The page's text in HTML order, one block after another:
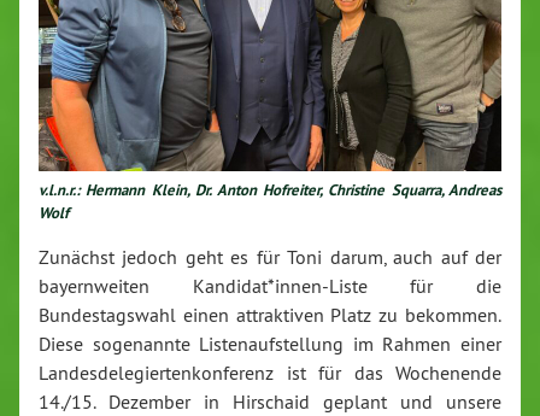
v.l.n.r.: Hermann Klein, Dr. Anton Hofreiter, Christine Squarra, Andreas
Wolf
Zunächst jedoch geht es für Toni darum, auch auf der
bayernweiten Kandidat*innen-Liste für die
Bundestagswahl einen attraktiven Platz zu bekommen.
Diese sogenannte Listenaufstellung im Rahmen einer
Landesdelegiertenkonferenz ist für das Wochenende
14./15. Dezember in Hirschaid geplant und unsere